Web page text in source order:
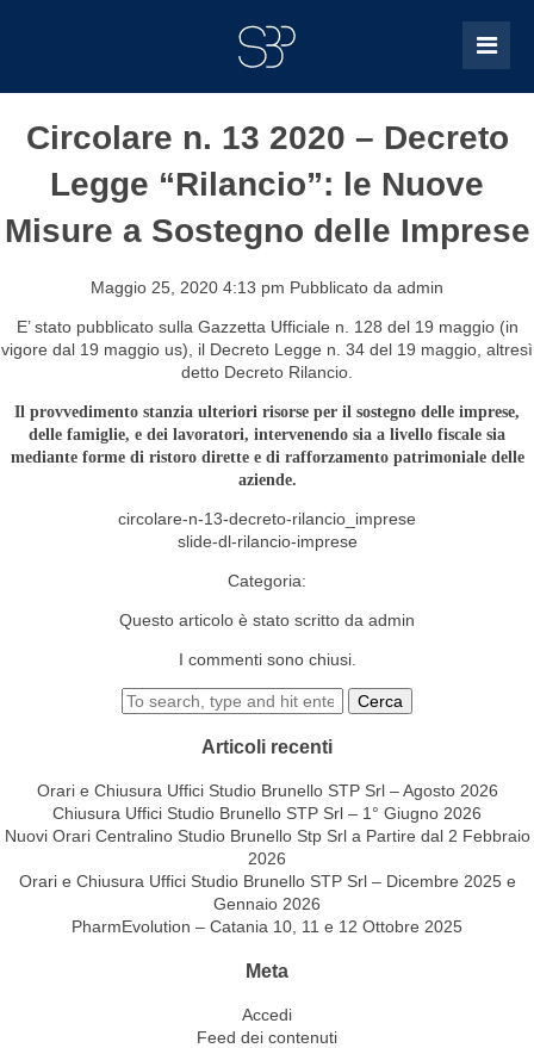
Circolare n. 13 2020 – Decreto
Legge “Rilancio”: le Nuove
Misure a Sostegno delle Imprese
Maggio 25, 2020 4:13 pm Pubblicato da admin
E’ stato pubblicato sulla Gazzetta Ufficiale n. 128 del 19 maggio (in
vigore dal 19 maggio us), il Decreto Legge n. 34 del 19 maggio, altresì
detto Decreto Rilancio.
Il provvedimento stanzia ulteriori risorse per il sostegno delle imprese,
delle famiglie, e dei lavoratori, intervenendo sia a livello fiscale sia
mediante forme di ristoro dirette e di rafforzamento patrimoniale delle
aziende.
circolare-n-13-decreto-rilancio_imprese
slide-dl-rilancio-imprese
Categoria:
Questo articolo è stato scritto da admin
I commenti sono chiusi.
Cerca
Articoli recenti
Orari e Chiusura Uffici Studio Brunello STP Srl – Agosto 2026
Chiusura Uffici Studio Brunello STP Srl – 1° Giugno 2026
Nuovi Orari Centralino Studio Brunello Stp Srl a Partire dal 2 Febbraio
2026
Orari e Chiusura Uffici Studio Brunello STP Srl – Dicembre 2025 e
Gennaio 2026
PharmEvolution – Catania 10, 11 e 12 Ottobre 2025
Meta
Accedi
Feed dei contenuti